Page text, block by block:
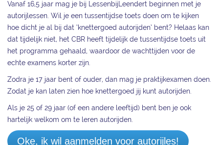
Vanaf 16,5 jaar mag je bij LessenbijLeendert beginnen met je
autorijlessen. Wil je een tussentijdse toets doen om te kijken
hoe dicht je al bij dat ‘knettergoed autorijden’ bent? Helaas kan
dat tijdelijk niet, het CBR heeft tijdelijk de tussentijdse toets uit
het programma gehaald, waardoor de wachttijden voor de
echte examens korter zijn.
Zodra je 17 jaar bent of ouder, dan mag je praktijkexamen doen.
Zodat je kan laten zien hoe knettergoed jij kunt autorijden.
Als je 25 of 29 jaar (of een andere leeftijd) bent ben je ook
hartelijk welkom om te leren autorijden.
Oke, ik wil aanmelden voor autorijles!